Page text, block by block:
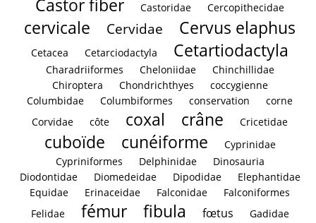
Castor fiber
Castoridae Cercopithecidae
cervicale Cervidae Cervus elaphus
Cetacea Cetarciodactyla Cetartiodactyla
Charadriiformes Cheloniidae
Chinchillidae
Chiroptera
Chondrichthyes
coccygienne
Columbidae
Columbiformes conservation
corne
Corvidae
côte coxal crâne Cricetidae
cuboïde cunéiforme
Cyprinidae
Cypriniformes
Delphinidae
Dinosauria
Diodontidae
Diomedeidae Dipodidae
Elephantidae
Equidae
Erinaceidae Falconidae
Falconiformes
Felidae
fémur fibula fœtus
Gadidae